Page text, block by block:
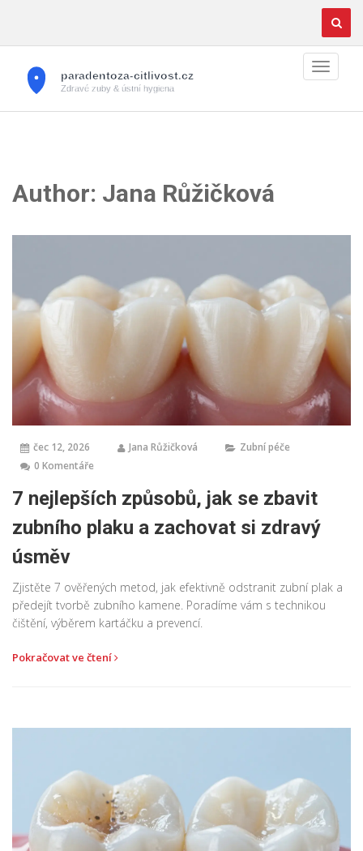
Author: Jana Růžičková
čec 12, 2026 Jana Růžičková
Zubní péče
0 Komentáře
7 nejlepších způsobů, jak se zbavit
zubního plaku a zachovat si zdravý
úsměv
Zjistěte 7 ověřených metod, jak efektivně odstranit zubní plak a
předejít tvorbě zubního kamene. Poradíme vám s technikou
čištění, výběrem kartáčku a prevencí.
Pokračovat ve čtení